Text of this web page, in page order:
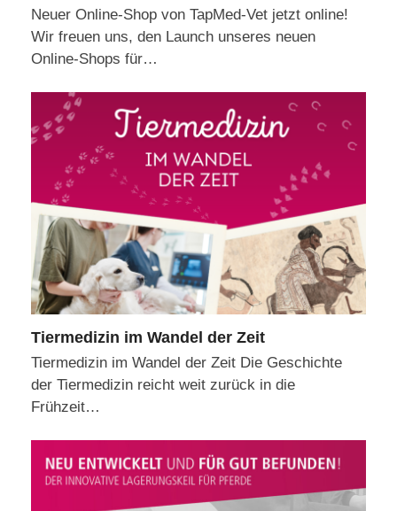
Neuer Online-Shop von TapMed-Vet jetzt online!
Wir freuen uns, den Launch unseres neuen
Online-Shops für…
Tiermedizin im Wandel der Zeit
Tiermedizin im Wandel der Zeit Die Geschichte
der Tiermedizin reicht weit zurück in die
Frühzeit…